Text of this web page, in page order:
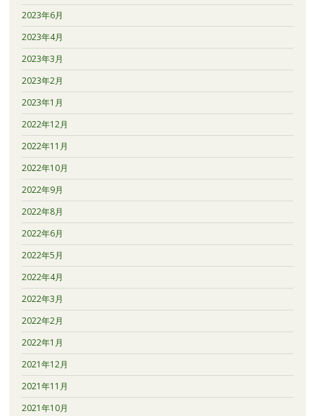
2023年6月
2023年4月
2023年3月
2023年2月
2023年1月
2022年12月
2022年11月
2022年10月
2022年9月
2022年8月
2022年6月
2022年5月
2022年4月
2022年3月
2022年2月
2022年1月
2021年12月
2021年11月
2021年10月